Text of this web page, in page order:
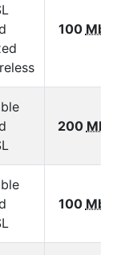
100
200
100